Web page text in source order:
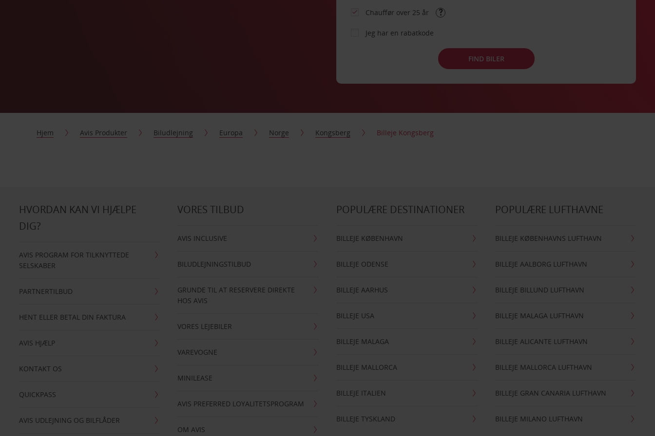
Chauffør over 25 år
Jeg har en rabatkode
FIND BILER
Hjem Avis Produkter Biludlejning Europa Norge Kongsberg Billeje Kongsberg
HVORDAN KAN VI HJÆLPE
DIG?
AVIS PROGRAM FOR TILKNYTTEDE
SELSKABER
PARTNERTILBUD
HENT ELLER BETAL DIN FAKTURA
AVIS HJÆLP
KONTAKT OS
QUICKPASS
AVIS UDLEJNING OG BILFLÅDER
VORES TILBUD
AVIS INCLUSIVE
BILUDLEJNINGSTILBUD
GRUNDE TIL AT RESERVERE DIREKTE
HOS AVIS
VORES LEJEBILER
VAREVOGNE
MINILEASE
AVIS PREFERRED LOYALITETSPROGRAM
OM AVIS
POPULÆRE DESTINATIONER
BILLEJE KØBENHAVN
BILLEJE ODENSE
BILLEJE AARHUS
BILLEJE USA
BILLEJE MALAGA
BILLEJE MALLORCA
BILLEJE ITALIEN
BILLEJE TYSKLAND
POPULÆRE LUFTHAVNE
BILLEJE KØBENHAVNS LUFTHAVN
BILLEJE AALBORG LUFTHAVN
BILLEJE BILLUND LUFTHAVN
BILLEJE MALAGA LUFTHAVN
BILLEJE ALICANTE LUFTHAVN
BILLEJE MALLORCA LUFTHAVN
BILLEJE GRAN CANARIA LUFTHAVN
BILLEJE MILANO LUFTHAVN